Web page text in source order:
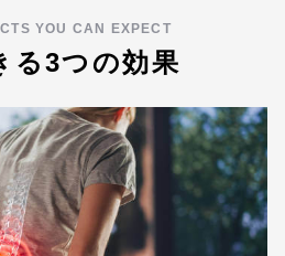
YOU CAN EXPECT
る3つの効果